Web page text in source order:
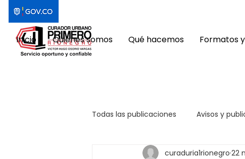
Inicio Quiénes somos Qué hacemos Formatos
Todas las publicaciones Avisos y
curaduria1rionegro 22